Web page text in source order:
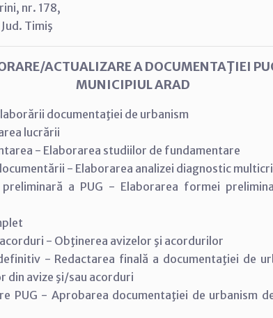
nr. 178,
Timiş
ACTUALIZARE A DOCUMENTAŢIEI
MUNICIPIUL ARAD
documentaţiei de urbanism
lucrării
- Elaborarea studiilor de fundamentare
- Elaborarea analizei diagnostic
a PUG - Elaborarea formei
- Obţinerea avizelor şi acordurilor
- Redactarea finală a documentaţiei de
avize şi/sau acorduri
PUG - Aprobarea documentaţiei de urbanism